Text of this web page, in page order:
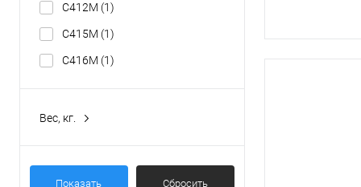
С412М (1)
С415М (1)
С416М (1)
Вес, кг.
Показать Сбросить